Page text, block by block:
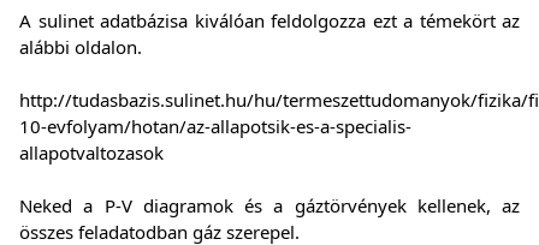
A sulinet adatbázisa kiválóan feldolgozza ezt a témekört az
alábbi oldalon.
http://tudasbazis.sulinet.hu/hu/termeszettudomanyok/fizika/
10-evfolyam/hotan/az-allapotsik-es-a-specialis-
allapotvaltozasok
Neked a P-V diagramok és a gáztörvények kellenek, az
összes feladatodban gáz szerepel.